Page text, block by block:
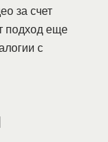
за счет
подход еще
с